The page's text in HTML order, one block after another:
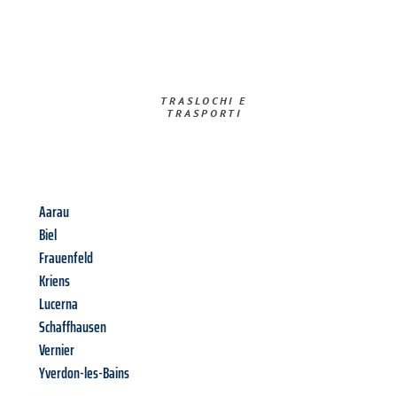
TRASLOCHI E
TRASPORTI​
Aarau
Biel
Frauenfeld
Kriens
Lucerna
Schaffhausen
Vernier
Yverdon-les-Bains